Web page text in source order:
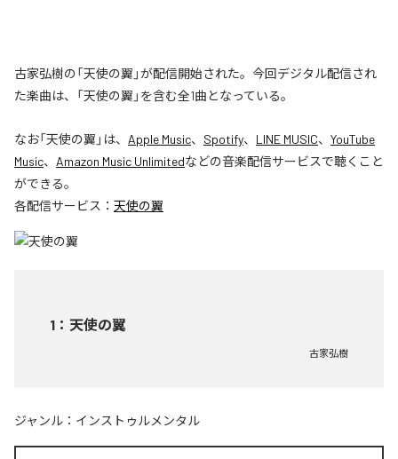
古家弘樹の「天使の翼」が配信開始された。今回デジタル配信され
た楽曲は、「天使の翼」を含む全1曲となっている。
なお「天使の翼 」は、 Apple Music、 Spotify、 LINE MUSIC、 YouTube
Music、 Amazon Music Unlimitedなどの音楽配信サービスで聴くこと
ができる。
各配信サービス： 天使の翼
1 ： 天使の翼
古家弘樹
ジャンル： インストゥルメンタル